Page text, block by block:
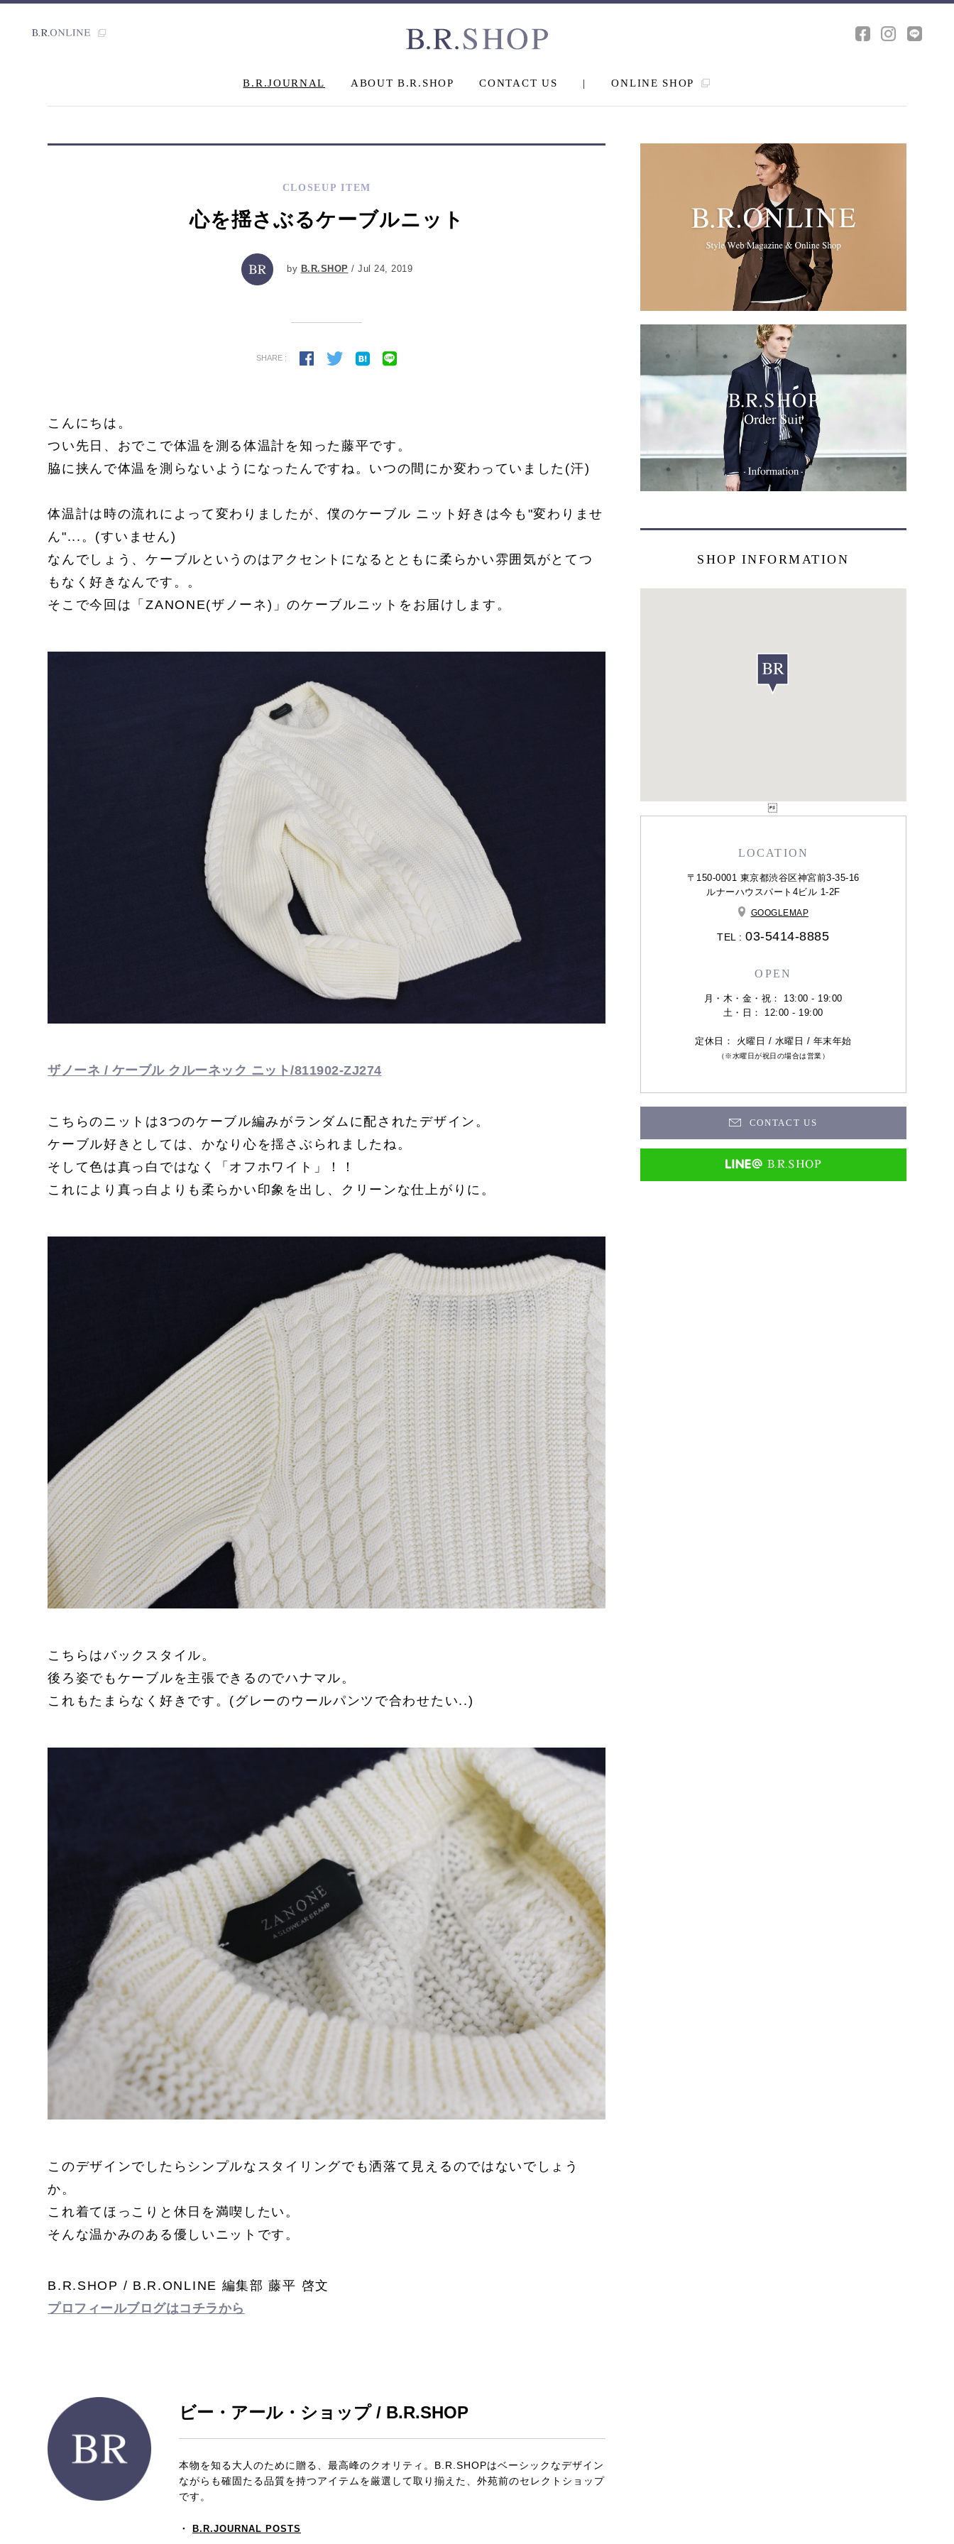
B.R.JOURNAL ABOUT B.R.SHOP CONTACT US | ONLINE SHOP
CLOSEUP ITEM
心を揺さぶるケーブルニット
by B.R.SHOP / Jul 24, 2019
SHARE :
こんにちは。
つい先日、おでこで体温を測る体温計を知った藤平です。
脇に挟んで体温を測らないようになったんですね。いつの間にか変わっていました(汗)
体温計は時の流れによって変わりましたが、僕のケーブル ニット好きは今も"変わりませ
ん"...。(すいません)
なんでしょう、ケーブルというのはアクセントになるとともに柔らかい雰囲気がとてつ
もなく好きなんです。。
そこで今回は「ZANONE(ザノーネ)」のケーブルニットをお届けします。
ザノーネ / ケーブル クルーネック ニット/811902-ZJ274
こちらのニットは3つのケーブル編みがランダムに配されたデザイン。
ケーブル好きとしては、かなり心を揺さぶられましたね。
そして色は真っ白ではなく「オフホワイト」！！
これにより真っ白よりも柔らかい印象を出し、クリーンな仕上がりに。
こちらはバックスタイル。
後ろ姿でもケーブルを主張できるのでハナマル。
これもたまらなく好きです。(グレーのウールパンツで合わせたい..)
このデザインでしたらシンプルなスタイリングでも洒落て見えるのではないでしょう
か。
これ着てほっこりと休日を満喫したい。
そんな温かみのある優しいニットです。
B.R.SHOP / B.R.ONLINE 編集部 藤平 啓文
プロフィールブログはコチラから
ビー・アール・ショップ / B.R.SHOP
本物を知る大人のために贈る、最高峰のクオリティ。B.R.SHOPはベーシックなデザイン
ながらも確固たる品質を持つアイテムを厳選して取り揃えた、外苑前のセレクトショップ
です。
・ B.R.JOURNAL POSTS
SHOP INFORMATION
LOCATION
〒150-0001 東京都渋谷区神宮前3-35-16
ルナーハウスパート4ビル 1-2F
GOOGLEMAP
TEL :03-5414-8885
OPEN
月・木・金・祝： 13:00 - 19:00
土・日： 12:00 - 19:00
定休日： 火曜日 / 水曜日 / 年末年始
（※水曜日が祝日の場合は営業）
CONTACT US